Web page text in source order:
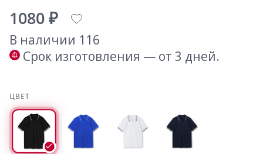
1080 ₽
В наличии 116
Срок изготовления — от 3 дней.
ЦВЕТ